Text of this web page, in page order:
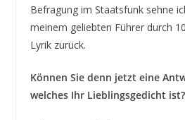
Befragung im Staatsfunk sehne
meinem geliebten Führer durch
Lyrik zurück.
Können Sie denn jetzt eine
welches Ihr Lieblingsgedicht ist?